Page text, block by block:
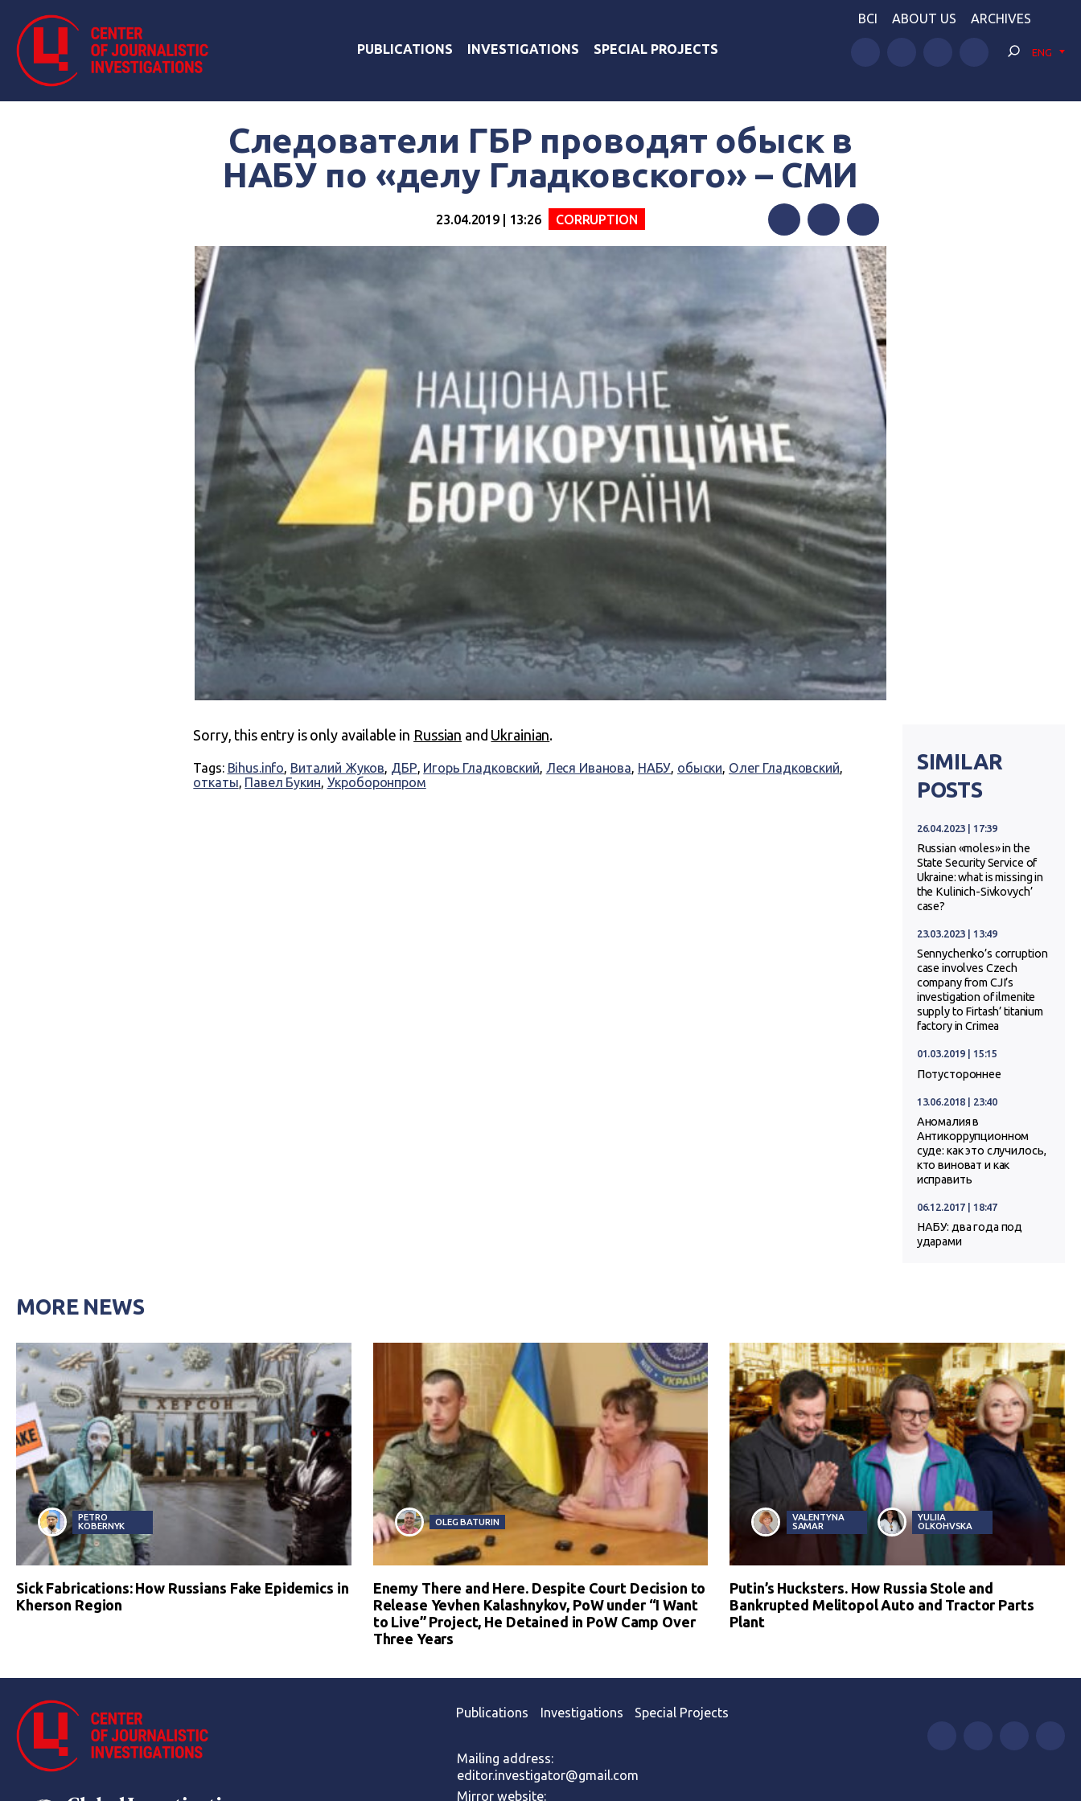
PUBLICATIONS INVESTIGATIONS SPECIAL PROJECTS
BCI ABOUT US ARCHIVES
ENG
Следователи ГБР проводят обыск в
НАБУ по «делу Гладковского» – СМИ
23.04.2019 | 13:26 СORRUPTION
TwitterTelegram
Sorry, this entry is only available in Russian and Ukrainian.
Tags: Bihus.info, Виталий Жуков, ДБР, Игорь Гладковский, Леся Иванова, НАБУ, обыски, Олег Гладковский,
откаты, Павел Букин, Укроборонпром
SIMILAR
POSTS
26.04.2023 | 17:39
Russian «moles» in the
State Security Service of
Ukraine: what is missing in
the Kulinich-Sivkovych’
case?
23.03.2023 | 13:49
Sennychenko’s corruption
case involves Czech
company from CJI’s
investigation of ilmenite
supply to Firtash’ titanium
factory in Crimea
01.03.2019 | 15:15
Потустороннее
13.06.2018 | 23:40
Аномалия в
Антикоррупционном
суде: как это случилось,
кто виноват и как
исправить
06.12.2017 | 18:47
НАБУ: два года под
ударами
MORE NEWS
PETRO
KOBERNYK
Sick Fabrications: How Russians Fake Epidemics in
Kherson Region
OLEG BATURIN
Enemy There and Here. Despite Court Decision to
Release Yevhen Kalashnykov, PoW under “I Want
to Live” Project, He Detained in PoW Camp Over
Three Years
VALENTYNA
SAMAR
YULIIA
OLKOHVSKA
Putin’s Hucksters. How Russia Stole and
Bankrupted Melitopol Auto and Tractor Parts
Plant
Publications Investigations Special Projects
Mailing address:
editor.investigator@gmail.com
Mirror website: